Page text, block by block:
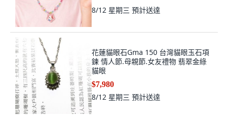
8/12 星期三 預計送達
花蓮貓眼石Gma 150 台灣貓眼玉石項
鍊 情人節.母親節.女友禮物 翡翠金綠
貓眼
$7,980
8/12 星期三 預計送達